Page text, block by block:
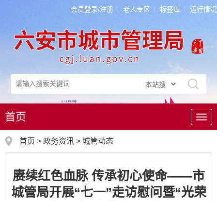
会员登录/注册 老人专区 标签库 运行情况
导
航
首页
首页 > 政务资讯 > 城管动态
赓续红色血脉 传承初心使命——市
城管局开展“七一”走访慰问暨“光荣